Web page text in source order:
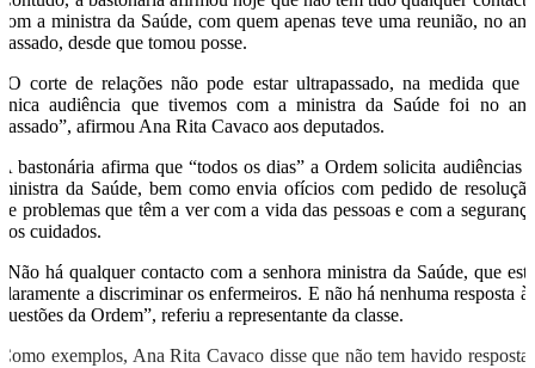
com a ministra da Saúde, com quem apenas teve uma reunião, no ano
passado, desde que tomou posse.
“O corte de relações não pode estar ultrapassado, na medida que a
única audiência que tivemos com a ministra da Saúde foi no ano
passado”, afirmou Ana Rita Cavaco aos deputados.
A bastonária afirma que “todos os dias” a Ordem solicita audiências à
ministra da Saúde, bem como envia ofícios com pedido de resolução
de problemas que têm a ver com a vida das pessoas e com a segurança
dos cuidados.
“Não há qualquer contacto com a senhora ministra da Saúde, que está
claramente a discriminar os enfermeiros. E não há nenhuma resposta às
questões da Ordem”, referiu a representante da classe.
Como exemplos, Ana Rita Cavaco disse que não tem havido respostas